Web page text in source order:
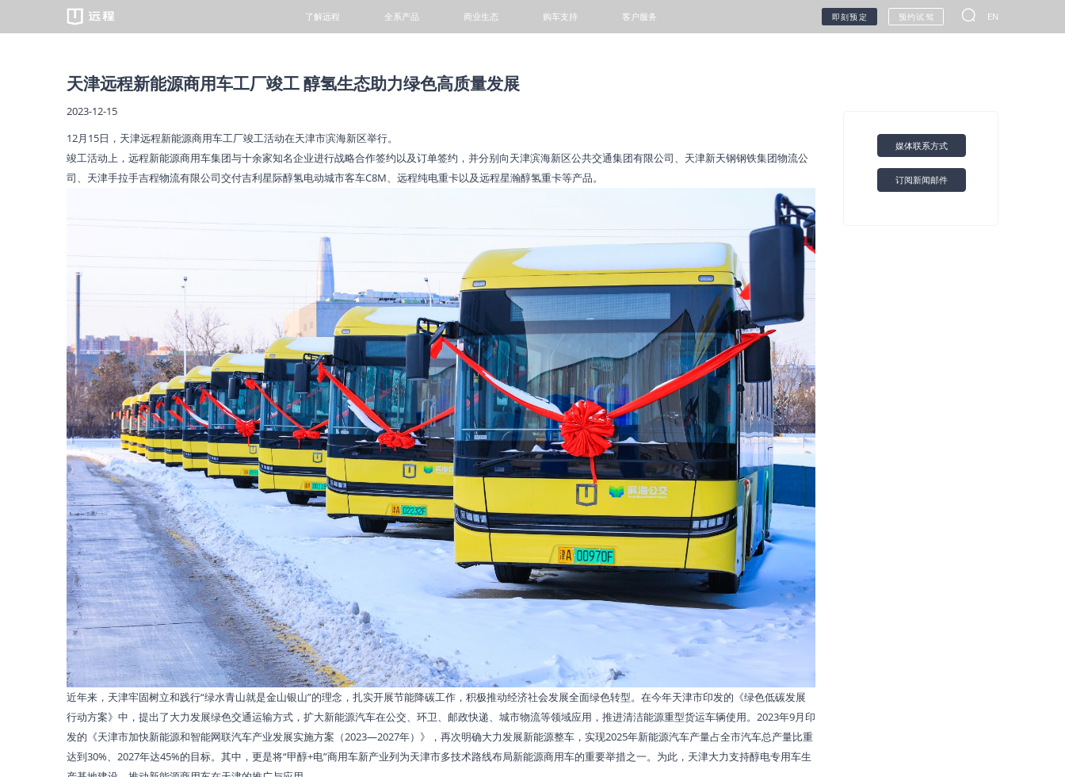
了解远程
遇见远程 新闻中心 专题活动
全系产品 商业生态
绿色慧联 万物友好/阳光铭岛 1+N模式
智芯科技
购车支持
预约试驾 经销商查询 金融服务
客户服务
服务品牌 维保资料 动力电池回收网点查询
即刻预定 预约试驾 EN
天津远程新能源商用车工厂竣工 醇氢生态助力绿色高质量发展
2023-12-15
12月15日，天津远程新能源商用车工厂竣工活动在天津市滨海新区举行。
竣工活动上，远程新能源商用车集团与十余家知名企业进行战略合作签约以及订单签约，并分别向天津滨海新区公共交通集团有限公司、天津新天钢钢铁集团物流公
司、天津手拉手吉程物流有限公司交付吉利星际醇氢电动城市客车C8M、远程纯电重卡以及远程星瀚醇氢重卡等产品。
近年来，天津牢固树立和践行“绿水青山就是金山银山”的理念，扎实开展节能降碳工作，积极推动经济社会发展全面绿色转型。在今年天津市印发的《绿色低碳发展
行动方案》中，提出了大力发展绿色交通运输方式，扩大新能源汽车在公交、环卫、邮政快递、城市物流等领域应用，推进清洁能源重型货运车辆使用。2023年9月印
发的《天津市加快新能源和智能网联汽车产业发展实施方案（2023—2027年）》，再次明确大力发展新能源整车，实现2025年新能源汽车产量占全市汽车总产量比重
达到30%、2027年达45%的目标。其中，更是将“甲醇+电”商用车新产业列为天津市多技术路线布局新能源商用车的重要举措之一。为此，天津大力支持醇电专用车生
媒体联系方式
订阅新闻邮件